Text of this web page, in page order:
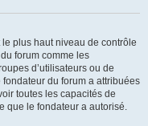
plus haut niveau de contrôle
forum comme les
d’utilisateurs ou de
du forum a attribuées
toutes les capacités de
que le fondateur a autorisé.